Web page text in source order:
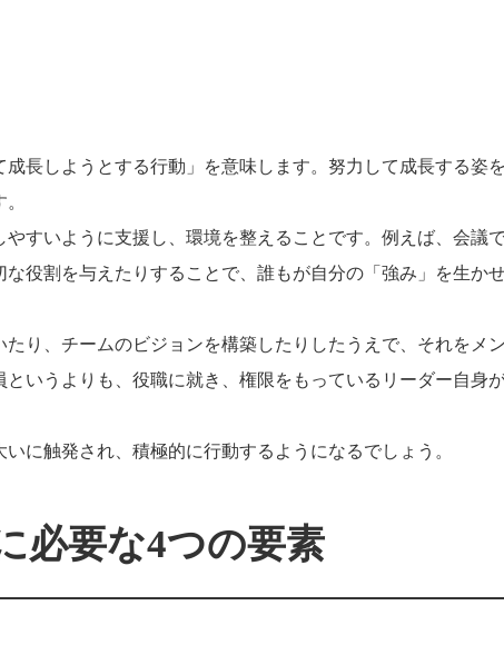
成長しようとする行動」を意味します。努力して成長する姿
やすいように支援し、環境を整えることです。例えば、会議
役割を与えたりすることで、誰もが自分の「強み」を生か
たり、チームのビジョンを構築したりしたうえで、それをメ
いうよりも、役職に就き、権限をもっているリーダー自身
に触発され、積極的に行動するようになるでしょう。
必要な4つの要素